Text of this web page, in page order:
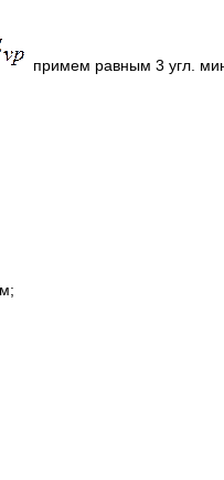
примем равным 3 угл.